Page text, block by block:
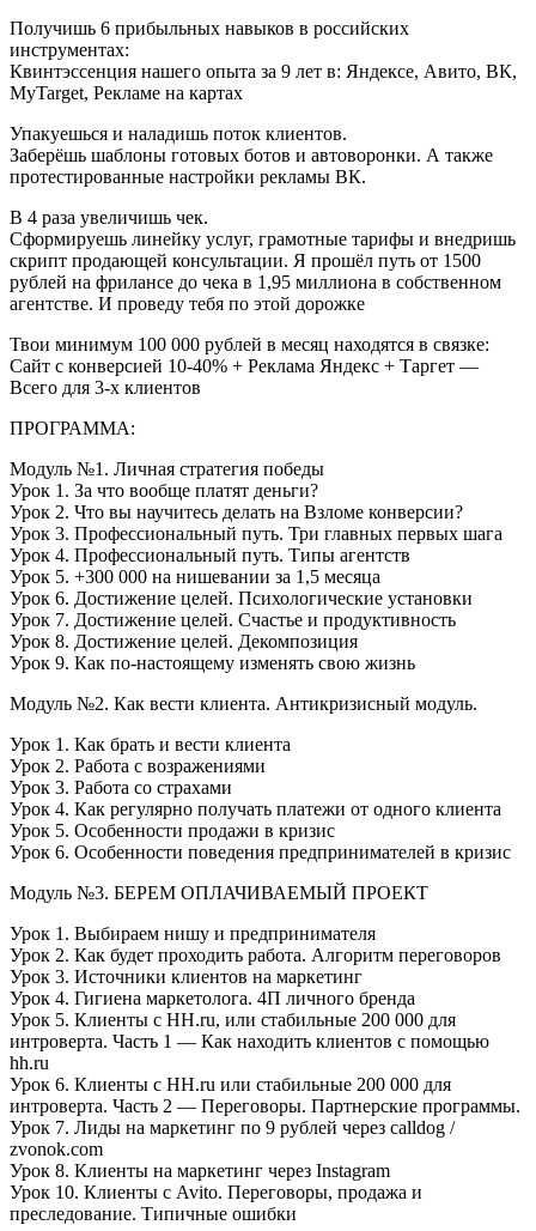
Получишь 6 прибыльных навыков в российских
инструментах:
Квинтэссенция нашего опыта за 9 лет в: Яндексе, Авито, ВК,
MyTarget, Рекламе на картах
Упакуешься и наладишь поток клиентов.
Заберёшь шаблоны готовых ботов и автоворонки. А также
протестированные настройки рекламы ВК.
В 4 раза увеличишь чек.
Сформируешь линейку услуг, грамотные тарифы и внедришь
скрипт продающей консультации. Я прошёл путь от 1500
рублей на фрилансе до чека в 1,95 миллиона в собственном
агентстве. И проведу тебя по этой дорожке
Твои минимум 100 000 рублей в месяц находятся в связке:
Сайт c конверсией 10-40% + Реклама Яндекс + Таргет —
Всего для 3-х клиентов
ПРОГРАММА:
Модуль №1. Личная стратегия победы
Урок 1. За что вообще платят деньги?
Урок 2. Что вы научитесь делать на Взломе конверсии?
Урок 3. Профессиональный путь. Три главных первых шага
Урок 4. Профессиональный путь. Типы агентств
Урок 5. +300 000 на нишевании за 1,5 месяца
Урок 6. Достижение целей. Психологические установки
Урок 7. Достижение целей. Счастье и продуктивность
Урок 8. Достижение целей. Декомпозиция
Урок 9. Как по-настоящему изменять свою жизнь
Модуль №2. Как вести клиента. Антикризисный модуль.
Урок 1. Как брать и вести клиента
Урок 2. Работа с возражениями
Урок 3. Работа со страхами
Урок 4. Как регулярно получать платежи от одного клиента
Урок 5. Особенности продажи в кризис
Урок 6. Особенности поведения предпринимателей в кризис
Модуль №3. БЕРЕМ ОПЛАЧИВАЕМЫЙ ПРОЕКТ
Урок 1. Выбираем нишу и предпринимателя
Урок 2. Как будет проходить работа. Алгоритм переговоров
Урок 3. Источники клиентов на маркетинг
Урок 4. Гигиена маркетолога. 4П личного бренда
Урок 5. Клиенты с HH.ru, или стабильные 200 000 для
интроверта. Часть 1 — Как находить клиентов с помощью
hh.ru
Урок 6. Клиенты с HH.ru или стабильные 200 000 для
интроверта. Часть 2 — Переговоры. Партнерские программы.
Урок 7. Лиды на маркетинг по 9 рублей через calldog /
zvonok.com
Урок 8. Клиенты на маркетинг через Instagram
Урок 10. Клиенты с Avito. Переговоры, продажа и
преследование. Типичные ошибки